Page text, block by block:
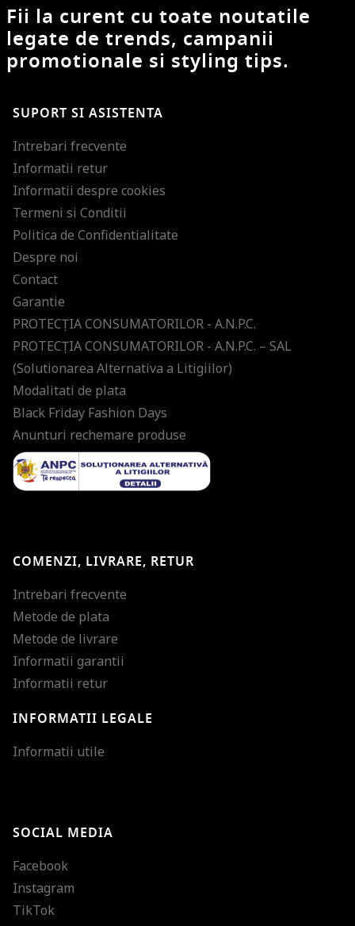
Fii la curent cu toate noutatile
legate de trends, campanii
promotionale si styling tips.
SUPORT SI ASISTENTA
Intrebari frecvente
Informatii retur
Informatii despre cookies
Termeni si Conditii
Politica de Confidentialitate
Despre noi
Contact
Garantie
PROTECŢIA CONSUMATORILOR - A.N.P.C.
PROTECŢIA CONSUMATORILOR - A.N.P.C. – SAL
(Solutionarea Alternativa a Litigiilor)
Modalitati de plata
Black Friday Fashion Days
Anunturi rechemare produse
COMENZI, LIVRARE, RETUR
Intrebari frecvente
Metode de plata
Metode de livrare
Informatii garantii
Informatii retur
INFORMATII LEGALE
Informatii utile
SOCIAL MEDIA
Facebook
Instagram
TikTok